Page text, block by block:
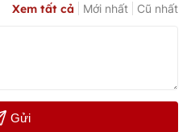
Xem tất cả Mới nhất Cũ nhất
Gửi